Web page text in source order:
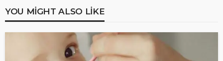
YOU MIGHT ALSO LIKE